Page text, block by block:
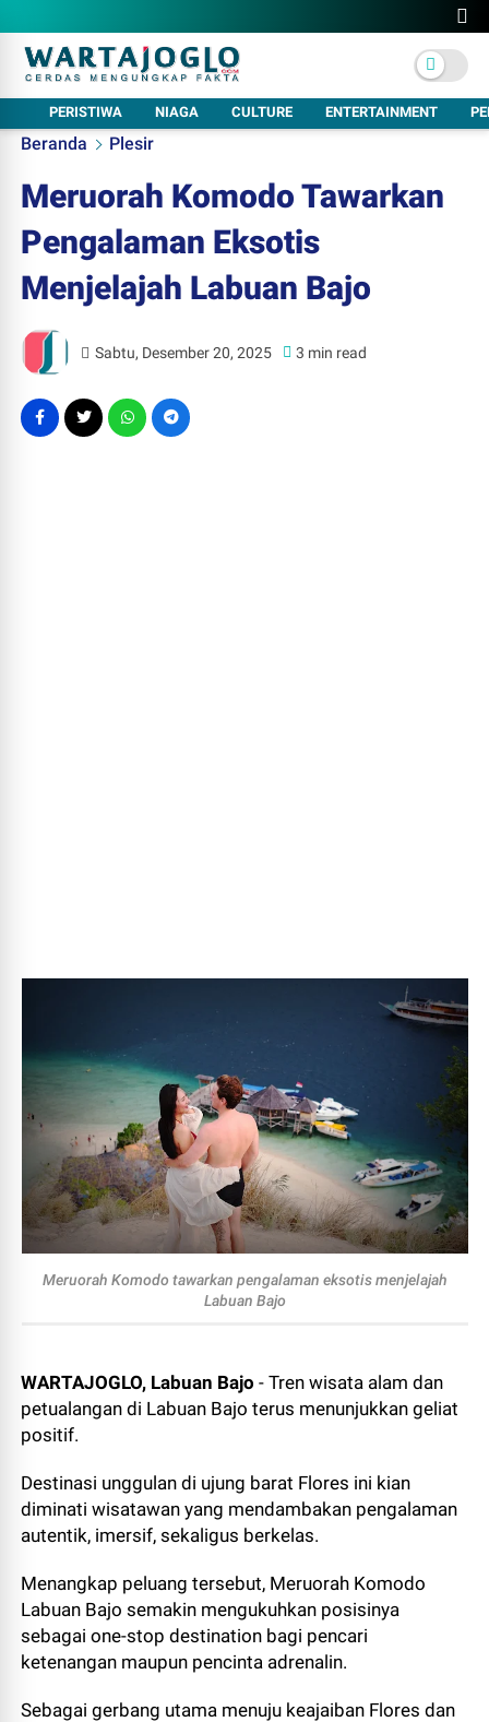
PERISTIWA NIAGA CULTURE ENTERTAINMENT
Beranda Plesir
Meruorah Komodo Tawarkan
Pengalaman Eksotis
Menjelajah Labuan Bajo
Sabtu, Desember 20, 2025 3 min read
Meruorah Komodo tawarkan pengalaman eksotis menjelajah
Labuan Bajo
WARTAJOGLO, Labuan Bajo - Tren wisata alam dan
petualangan di Labuan Bajo terus menunjukkan geliat
positif.
Destinasi unggulan di ujung barat Flores ini kian
diminati wisatawan yang mendambakan pengalaman
autentik, imersif, sekaligus berkelas.
Menangkap peluang tersebut, Meruorah Komodo
Labuan Bajo semakin mengukuhkan posisinya
sebagai one-stop destination bagi pencari
ketenangan maupun pencinta adrenalin.
Sebagai gerbang utama menuju keajaiban Flores dan